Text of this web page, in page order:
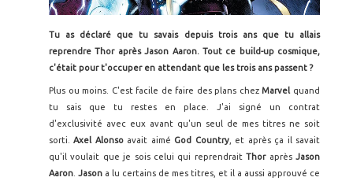
Tu as déclaré que tu savais depuis trois ans que tu allais
reprendre Thor après Jason Aaron. Tout ce build-up cosmique,
c'était pour t'occuper en attendant que les trois ans passent ?
Plus ou moins. C'est facile de faire des plans chezMarvel quand
tu sais que tu restes en place. J'ai signé un contrat
d'exclusivité avec eux avant qu'un seul de mes titres ne soit
sorti.Axel Alonsoavait aimé God Country, et après ça il savait
qu'il voulait que je sois celui qui reprendraitThor aprèsJason
Aaron. Jason a lu certains de mes titres, et il a aussi approuvé ce